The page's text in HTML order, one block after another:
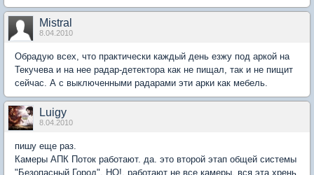
Mistral
8.04.2010
Обрадую всех, что практически каждый день езжу под аркой на
Текучева и на нее радар-детектора как не пищал, так и не пищит
сейчас. А с выключенными радарами эти арки как мебель.
Luigy
8.04.2010
пишу еще раз.
Камеры АПК Поток работают. да. это второй этап общей системы
"Безопасный Город". НО!. работают не все камеры, вся эта хрень